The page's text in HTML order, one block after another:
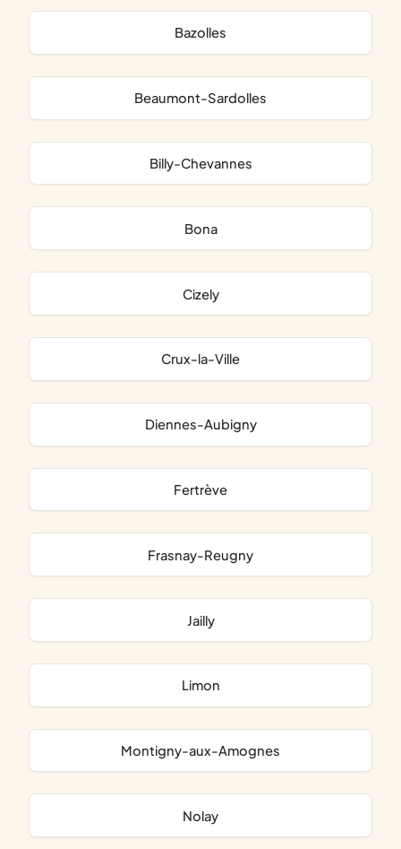
Bazolles
Beaumont-Sardolles
Billy-Chevannes
Bona
Cizely
Crux-la-Ville
Diennes-Aubigny
Fertrève
Frasnay-Reugny
Jailly
Limon
Montigny-aux-Amognes
Nolay